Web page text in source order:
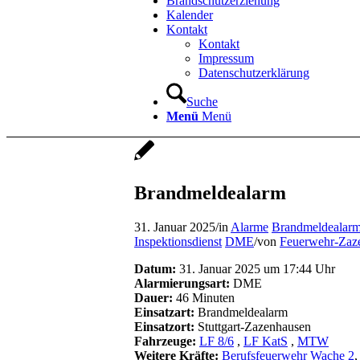
Kalender
Kontakt
Kontakt
Impressum
Datenschutzerklärung
Suche
Menü Menü
Brandmeldealarm
31. Januar 2025/in Alarme
Inspektionsdienst DME/von Feuerwehr-
Datum: 31. Januar 2025 um 17:44 Uhr
Alarmierungsart: DME
Dauer: 46 Minuten
Einsatzart: Brandmeldealarm
Einsatzort: Stuttgart-Zazenhausen
Fahrzeuge: LF 8/6 , LF KatS , MTW
Weitere Kräfte: Berufsfeuerwehr Wache 2,